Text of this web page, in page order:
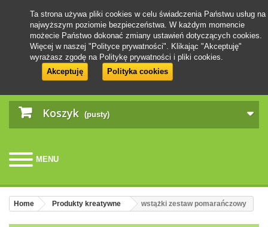
Koszyk (pusty)
MENU
Ta strona używa pliki cookies w celu świadczenia Państwu usług na
najwyższym poziomie bezpieczeństwa. W każdym momencie
możecie Państwo dokonać zmiany ustawień dotyczących cookies.
Więcej w naszej "Polityce prywatności". Klikając "Akceptuję"
wyrażasz zgodę na Politykę prywatności i pliki cookies.
Akceptuję
Polityka cookies
Home Produkty kreatywne wstążki zestaw pomarańczowy